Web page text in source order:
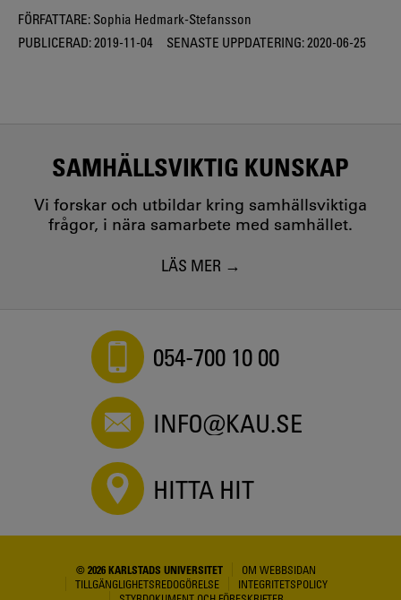
FÖRFATTARE: Sophia Hedmark-Stefansson
PUBLICERAD:2019-11-04 SENASTE UPPDATERING:2020-06-25
SAMHÄLLSVIKTIG KUNSKAP
Vi forskar och utbildar kring samhällsviktiga
frågor, i nära samarbete med samhället.
LÄS MER
054-700 10 00
INFO@KAU.SE
HITTA HIT
© 2026 KARLSTADS UNIVERSITET
OM WEBBSIDAN
TILLGÄNGLIGHETSREDOGÖRELSE
INTEGRITETSPOLICY